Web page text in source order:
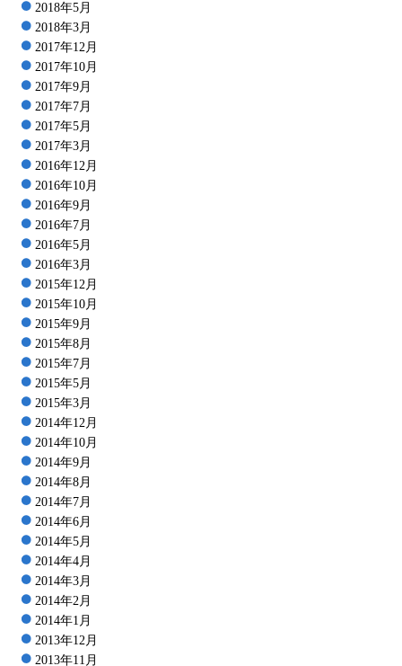
2018年5月
2018年3月
2017年12月
2017年10月
2017年9月
2017年7月
2017年5月
2017年3月
2016年12月
2016年10月
2016年9月
2016年7月
2016年5月
2016年3月
2015年12月
2015年10月
2015年9月
2015年8月
2015年7月
2015年5月
2015年3月
2014年12月
2014年10月
2014年9月
2014年8月
2014年7月
2014年6月
2014年5月
2014年4月
2014年3月
2014年2月
2014年1月
2013年12月
2013年11月